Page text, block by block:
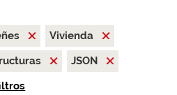
Vivienda
JSON